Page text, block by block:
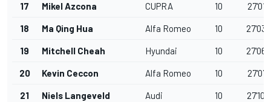
17 Mikel Azcona CUPRA 10
18 Ma Qing Hua Alfa Romeo 10
19 Mitchell Cheah Hyundai 10
20 Kevin Ceccon Alfa Romeo 10
21 Niels Langeveld Audi 10